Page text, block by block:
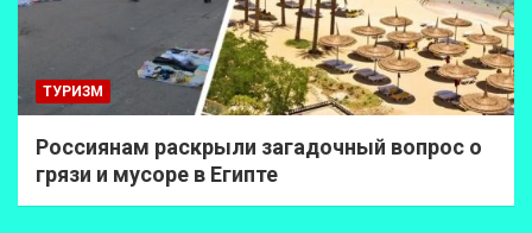
ТУРИЗМ
Россиянам раскрыли загадочный вопрос о
грязи и мусоре в Египте